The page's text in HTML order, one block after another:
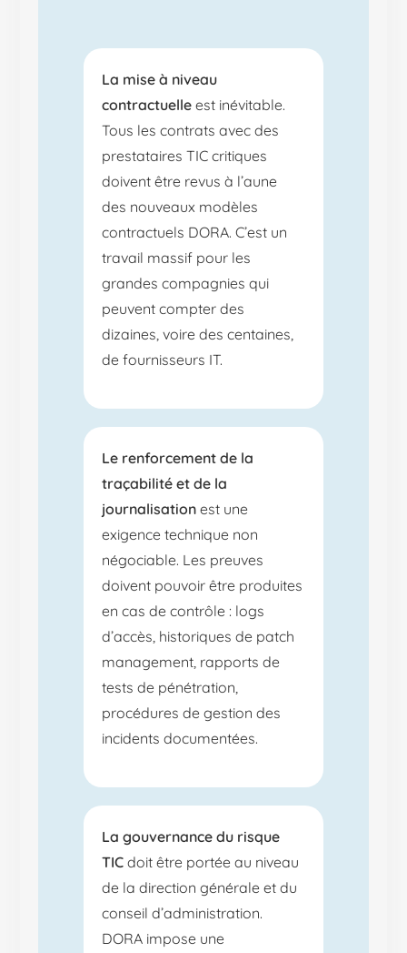
La mise à niveau
contractuelle est inévitable.
Tous les contrats avec des
prestataires TIC critiques
doivent être revus à l’aune
des nouveaux modèles
contractuels DORA. C’est un
travail massif pour les
grandes compagnies qui
peuvent compter des
dizaines, voire des centaines,
de fournisseurs IT.
Le renforcement de la
traçabilité et de la
journalisation est une
exigence technique non
négociable. Les preuves
doivent pouvoir être produites
en cas de contrôle : logs
d’accès, historiques de patch
management, rapports de
tests de pénétration,
procédures de gestion des
incidents documentées.
La gouvernance du risque
TIC doit être portée au niveau
de la direction générale et du
conseil d’administration.
DORA impose une